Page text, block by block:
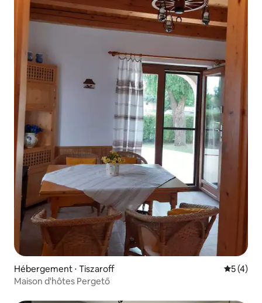
Hébergement ⋅ Tiszaroff
5 (4)
Maison d'hôtes Pergető